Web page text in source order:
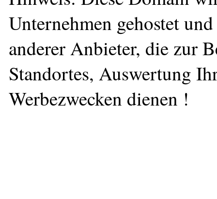
Unternehmen gehostet
anderer Anbieter, die zur
Standortes, Auswertung
Werbezwecken dienen !